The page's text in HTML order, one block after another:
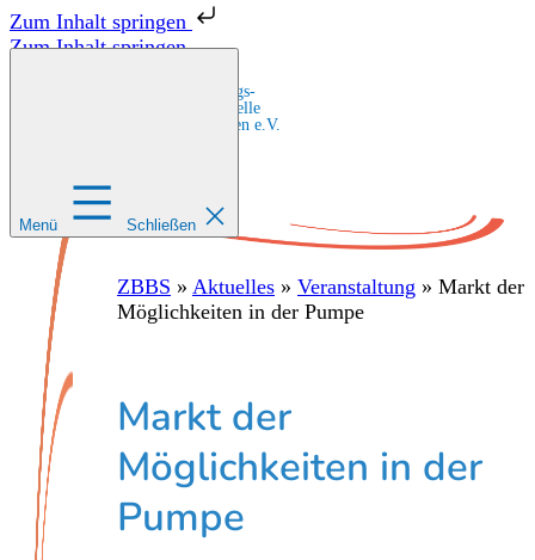
Zum Inhalt springen
Zum Inhalt springen
Zentrale Bildungs-
und Beratungsstelle
für Migrant:innen e.V.
Menü Schließen
ZBBS » Aktuelles » Veranstaltung » Markt der
Möglichkeiten in der Pumpe
Markt der
Möglichkeiten in der
Pumpe